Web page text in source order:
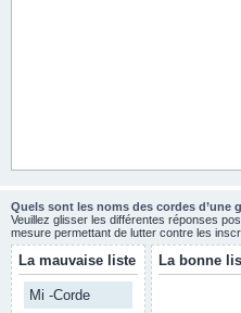
Quels sont les noms des cordes d’une
Veuillez glisser les différentes réponses
mesure permettant de lutter contre les
La mauvaise liste
Mi -Corde
La bonne